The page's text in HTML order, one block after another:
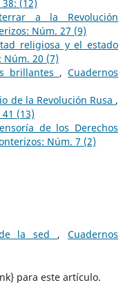
(12)
a la Revolución
Núm. 27 (9)
religiosa y el estado
Núm. 20 (7)
brillantes ,Cuadernos
de la Revolución Rusa ,
(13)
de los Derechos
Núm. 7 (2)
la sed ,Cuadernos
para este artículo.